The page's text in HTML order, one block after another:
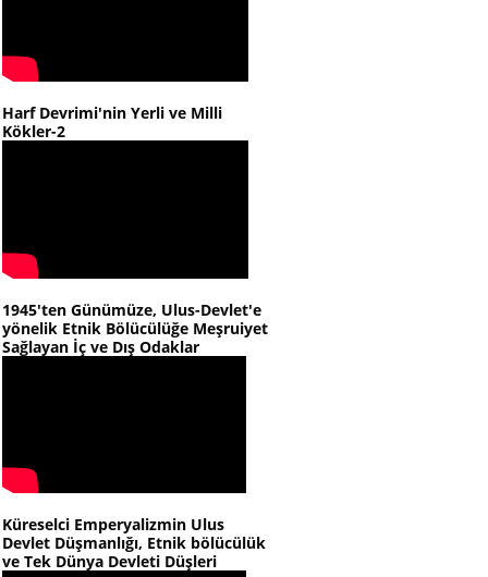
Harf Devrimi'nin Yerli ve Milli
Kökler-2
1945'ten Günümüze, Ulus-Devlet'e
yönelik Etnik Bölücülüğe Meşruiyet
Sağlayan İç ve Dış Odaklar
Küreselci Emperyalizmin Ulus
Devlet Düşmanlığı, Etnik bölücülük
ve Tek Dünya Devleti Düşleri